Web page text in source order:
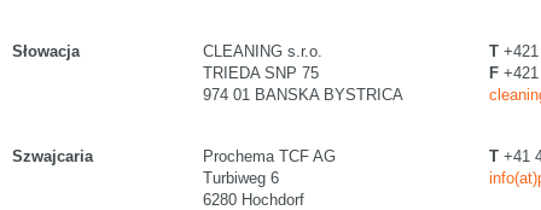
Słowacja
CLEANING s.r.o.
TRIEDA SNP 75
974 01 BANSKA BYSTRICA
T
F
Szwajcaria
Prochema TCF AG
Turbiweg 6
6280 Hochdorf
T +41